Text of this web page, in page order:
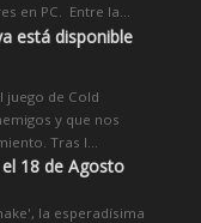
está disponible
en PC. Entre la...
18 de Agosto
juego de Cold
y que nos
Tras l...
la esperadísima